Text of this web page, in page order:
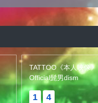
TATTOO《本人映像》
Official髭男dism
1 4